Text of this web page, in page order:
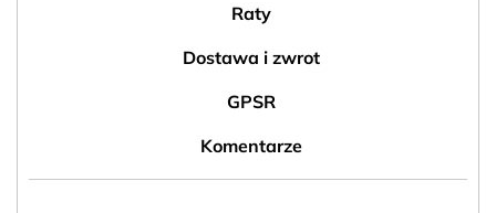
Raty
Dostawa i zwrot
GPSR
Komentarze